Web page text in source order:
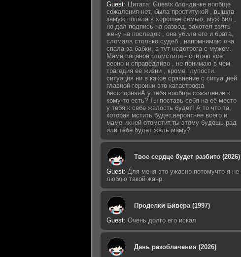
Guest: Цитата: Guestк блондинке вообще
сожаления нет, была проститукой , вышла
замуж попала в хорошее семью, муж бил ,
но дал подпись на развод, захотел взять
жену на последок , она убила его и брата,
сломала столько судеб , напомнимаю она
спала за бабки, а тут недотрога с мужем.
Мама пацанов отомстила - считаю все
верно и справедливо , не понимаю в чем
трагедия ее жизни , кроме глупости.
ситуация ни в какое сравнение с ситуацией
главной героини это катастрофа
бесспорнаяА у тебя вообще сожаление к
кому-то есть? Ты поставь себя на её место
у тебя к себе жалость будет! А то что та,
которая мстить будет,вероятнее всего и
маме ихней отомстит,ты этому будешь рад
или тебе будет жаль маму?
Твое сердце будет разбито (2026)
Guest: Для меня это ужасно потомучто я не
люблю такой жанр.
Проделки Бивера (1997)
Guest: Очень долго его искал
День разоблачения (2026)